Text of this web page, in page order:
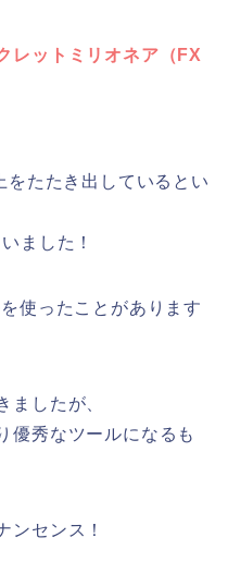
レットミリオネア（FX
たたき出しているとい
ました！
使ったことがあります
ましたが、
優秀なツールになるも
ンセンス！